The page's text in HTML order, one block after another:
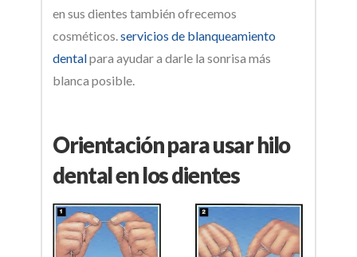
en sus dientes también ofrecemos
cosméticos.servicios de blanqueamiento
dentalpara ayudar a darle la sonrisa más
blanca posible.
Orientación para usar hilo
dental en los dientes